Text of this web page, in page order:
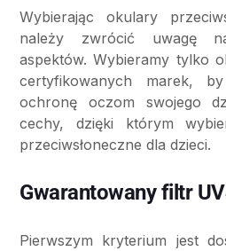
Wybierając okulary
należy zwrócić uwagę
aspektów. Wybieramy tylko
certyfikowanych marek,
ochronę oczom swojego
cechy, dzięki którym
przeciwsłoneczne dla dzieci.
Gwarantowany filtr
Pierwszym kryterium jest